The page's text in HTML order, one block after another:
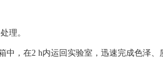
理。
，在2 h内运回实验室，迅速完成色泽